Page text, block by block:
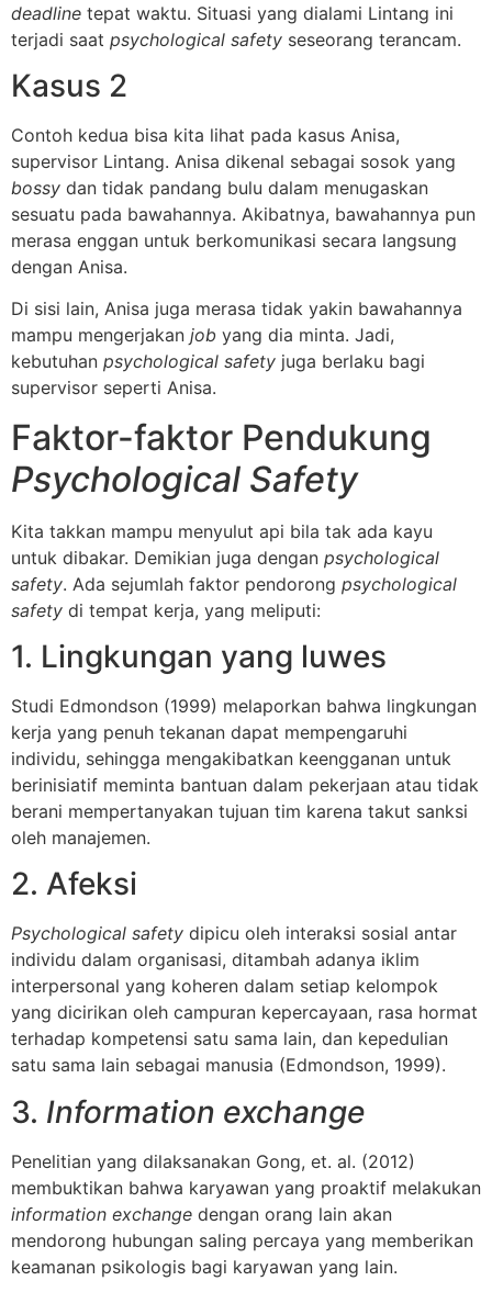
deadline tepat waktu. Situasi yang dialami Lintang ini
terjadi saat psychological safety seseorang terancam.
Kasus 2
Contoh kedua bisa kita lihat pada kasus Anisa,
supervisor Lintang. Anisa dikenal sebagai sosok yang
bossy dan tidak pandang bulu dalam menugaskan
sesuatu pada bawahannya. Akibatnya, bawahannya pun
merasa enggan untuk berkomunikasi secara langsung
dengan Anisa.
Di sisi lain, Anisa juga merasa tidak yakin bawahannya
mampu mengerjakan job yang dia minta. Jadi,
kebutuhan psychological safety juga berlaku bagi
supervisor seperti Anisa.
Faktor-faktor Pendukung
Psychological Safety
Kita takkan mampu menyulut api bila tak ada kayu
untuk dibakar. Demikian juga dengan psychological
safety. Ada sejumlah faktor pendorong psychological
safety di tempat kerja, yang meliputi:
1. Lingkungan yang luwes
Studi Edmondson (1999) melaporkan bahwa lingkungan
kerja yang penuh tekanan dapat mempengaruhi
individu, sehingga mengakibatkan keengganan untuk
berinisiatif meminta bantuan dalam pekerjaan atau tidak
berani mempertanyakan tujuan tim karena takut sanksi
oleh manajemen.
2. Afeksi
Psychological safety dipicu oleh interaksi sosial antar
individu dalam organisasi, ditambah adanya iklim
interpersonal yang koheren dalam setiap kelompok
yang dicirikan oleh campuran kepercayaan, rasa hormat
terhadap kompetensi satu sama lain, dan kepedulian
satu sama lain sebagai manusia (Edmondson, 1999).
3. Information exchange
Penelitian yang dilaksanakan Gong, et. al. (2012)
membuktikan bahwa karyawan yang proaktif melakukan
information exchange dengan orang lain akan
mendorong hubungan saling percaya yang memberikan
keamanan psikologis bagi karyawan yang lain.